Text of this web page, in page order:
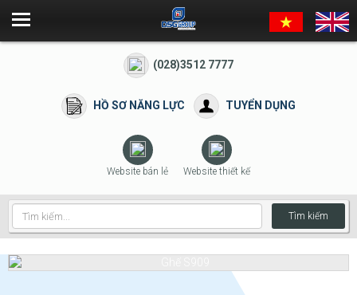
(028)3512 7777
HỒ SƠ NĂNG LỰC TUYỂN DỤNG
Website bán lẻ Website thiết kế
Tìm kiếm